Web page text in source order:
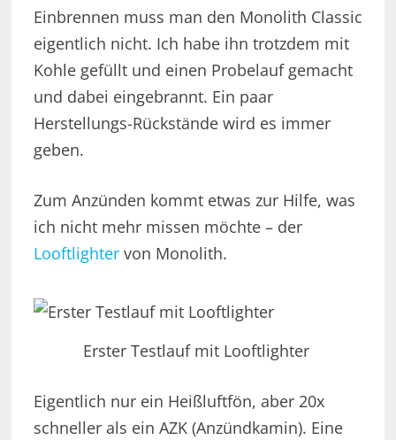
Einbrennen muss man den Monolith Classic
eigentlich nicht. Ich habe ihn trotzdem mit
Kohle gefüllt und einen Probelauf gemacht
und dabei eingebrannt. Ein paar
Herstellungs-Rückstände wird es immer
geben.
Zum Anzünden kommt etwas zur Hilfe, was
ich nicht mehr missen möchte – der
Looftlightervon Monolith.
Erster Testlauf mit Looftlighter
Eigentlich nur ein Heißluftfön, aber 20x
schneller als ein AZK (Anzündkamin). Eine